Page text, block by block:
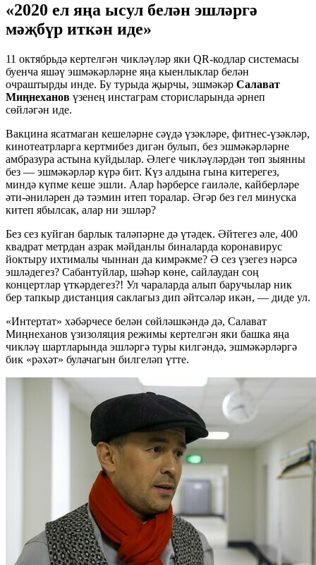
«2020 ел яңа ысул белән эшләргә
мәҗбүр иткән иде»
11 октябрьдә кертелгән чикләүләр яки QR-кодлар системасы
буенча яшәү эшмәкәрләрне яңа кыенлыклар белән
очраштырды инде. Бу турыда җырчы, эшмәкәр Салават
Миңнеханов үзенең инстаграм сторисларында әрнеп
сөйләгән иде.
Вакцина ясатмаган кешеләрне сәүдә үзәкләре, фитнес-үзәкләр,
кинотеатрларга кертмибез дигән булып, без эшмәкәрләрне
амбразура астына куйдылар. Әлеге чикләүләрдән төп зыянны
без — эшмәкәрләр күрә бит. Күз алдына гына китерегез,
миндә күпме кеше эшли. Алар һәрберсе гаиләле, кайберләре
әти-әниләрен дә тәэмин итеп торалар. Әгәр без гел минуска
китеп ябылсак, алар ни эшләр?
Без сез куйган барлык таләпәрне дә үтәдек. Әйтегез әле, 400
квадрат метрдан азрак мәйданлы биналарда коронавирус
йоктыру ихтималы чыннан да кимрәкме? Ә сез үзегез нәрсә
эшләдегез? Сабантуйлар, шәһәр көне, сайлаудан соң
концертлар үткәрдегез?! Ул чараларда алып баручылар ник
бер тапкыр дистанция саклагыз дип әйтсәләр икән, — диде ул.
«Интертат» хәбәрчесе белән сөйләшкәндә дә, Салават
Миңнеханов үзизоляция режимы кертелгән яки башка яңа
чикләү шартларында эшләргә туры килгәндә, эшмәкәрләргә
бик «рәхәт» булачагын билгеләп үтте.